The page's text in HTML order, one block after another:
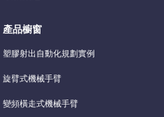
產品櫥窗
塑膠射出自動化規劃實例
旋臂式機械手臂
變頻橫走式機械手臂